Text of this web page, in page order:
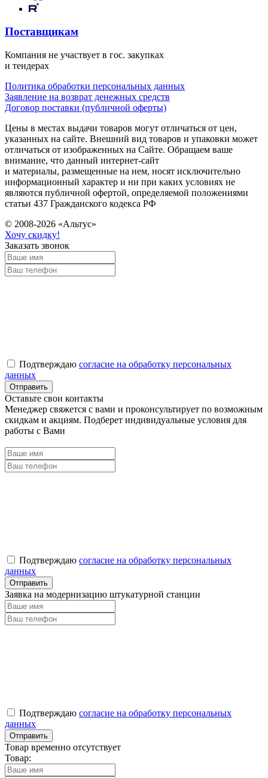
Поставщикам
Компания не участвует в гос. закупках
и тендерах
Политика обработки персональных данных
Заявление на возврат денежных средств
Договор поставки (публичной оферты)
Цены в местах выдачи товаров могут отличаться от цен,
указанных на сайте. Внешний вид товаров и упаковки может
отличаться от изображенных на Сайте. Обращаем ваше
внимание, что данный интернет-сайт
и материалы, размещенные на нем, носят исключительно
информационный характер и ни при каких условиях не
являются публичной офертой, определяемой положениями
статьи 437 Гражданского кодекса РФ
© 2008-2026 «Альтус»
Хочу скидку!
Заказать звонок
Подтверждаю согласие на обработку персональных
данных
Оставьте свои контакты
Менеджер свяжется с вами и проконсультирует по возможным
скидкам и акциям. Подберет индивидуальные условия для
работы с Вами
Подтверждаю согласие на обработку персональных
данных
Заявка на модернизацию штукатурной станции
Подтверждаю согласие на обработку персональных
данных
Товар временно отсутствует
Товар: